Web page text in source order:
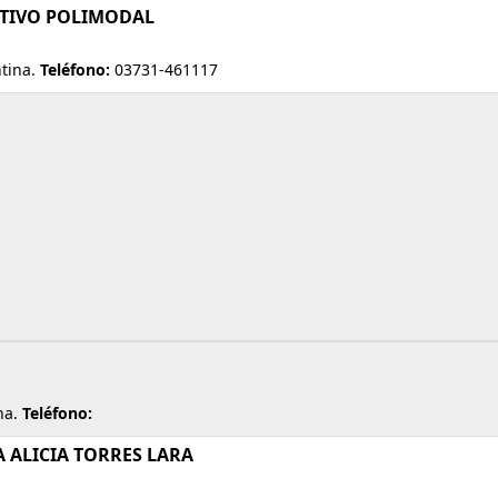
POLIMODAL
Teléfono: 03731-461117
Teléfono:
ALICIA TORRES LARA